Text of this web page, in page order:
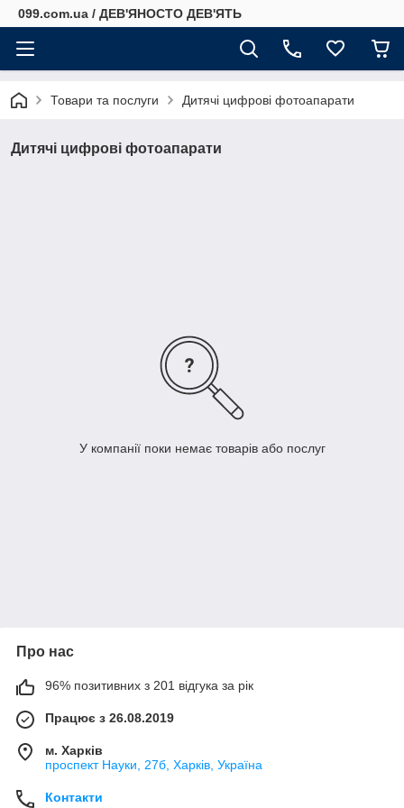
099.com.ua / ДЕВ'ЯНОСТО ДЕВ'ЯТЬ
Товари та послуги Дитячі цифрові фотоапарати
Дитячі цифрові фотоапарати
У компанії поки немає товарів або послуг
Про нас
96% позитивних з 201 відгука за рік
Працює з 26.08.2019
м. Харків
проспект Науки, 27б, Харків, Україна
Контакти